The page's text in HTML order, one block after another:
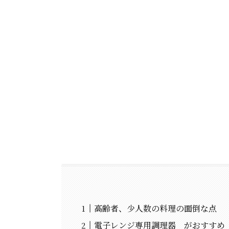
高齢者、少人数の料理の面倒な点
電子レンジ専用調理器 がおすすめ